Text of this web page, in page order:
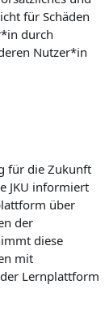
für Schäden
durch
Nutzer*in
für die Zukunft
JKU informiert
über
der
diese
mit
Lernplattform